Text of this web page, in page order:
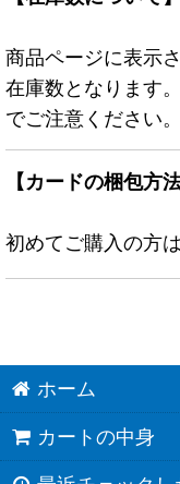
商品ページに表示
在庫数となります
でご注意ください。
【カードの梱包方
初めてご購入の方は
ホーム
カートの中身